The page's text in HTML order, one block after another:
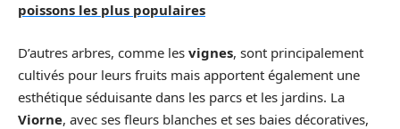
poissons les plus populaires
D’autres arbres, comme les vignes, sont principalement
cultivés pour leurs fruits mais apportent également une
esthétique séduisante dans les parcs et les jardins. La
Viorne, avec ses fleurs blanches et ses baies décoratives,